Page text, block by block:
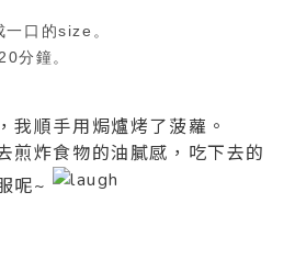
口的size。
分鐘。
我順手用焗爐烤了菠蘿。
煎炸食物的油膩感，吃下去的
呢~